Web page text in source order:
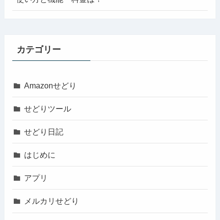
カテゴリー
Amazonせどり
せどりツール
せどり日記
はじめに
アプリ
メルカリせどり